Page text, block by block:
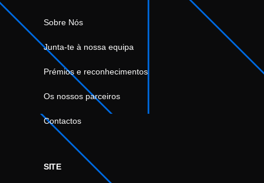
Sobre Nós
Junta-te à nossa equipa
Prémios e reconhecimentos
Os nossos parceiros
Contactos
SITE